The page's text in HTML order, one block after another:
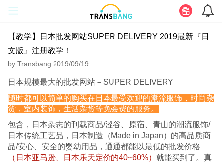
【教学】日本批发网站SUPER DELIVERY 2019最新『日
文版』注册教学！
by Transbang 2019/09/19
日本规模最大的批发网站－SUPER DELIVERY
随时都可以简单的购买在日本最受欢迎的潮流服饰，时尚杂
货，室内装饰，生活杂货等免会费的服务。
包含，日本杂志的刊载商品/涩谷、原宿、青山的潮流服饰/
日本传统工艺品，日本制造（Made in Japan）的高品质商
品/安心、安全的婴幼用品，通通都能以最低的批发价格
（日本亚马逊、日本乐天定价的40~60%） 就能买到了。真